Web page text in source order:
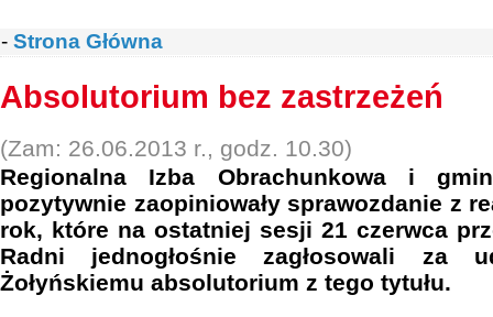
- Strona Główna
Absolutorium bez zastrzeżeń
(Zam: 26.06.2013 r., godz. 10.30)
Regionalna Izba Obrachunkowa i
pozytywnie zaopiniowały sprawozdanie z
rok, które na ostatniej sesji 21 czerwca
Radni jednogłośnie zagłosowali za
Żołyńskiemu absolutorium z tego tytułu.